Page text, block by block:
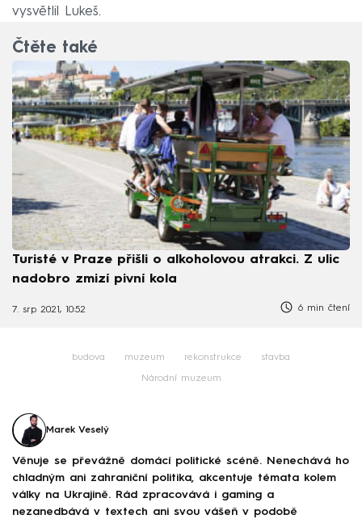
vysvětlil Lukeš.
Čtěte také
Turisté v Praze přišli o alkoholovou atrakci. Z ulic
nadobro zmizí pivní kola
7. srp 2021, 10:52 6 min čtení
budova muzeum rekonstrukce stavba
Národní muzeum
Marek Veselý
Věnuje se převážně domácí politické scéně. Nenechává ho
chladným ani zahraniční politika, akcentuje témata kolem
války na Ukrajině. Rád zpracovává i gaming a
nezanedbává v textech ani svou vášeň v podobě